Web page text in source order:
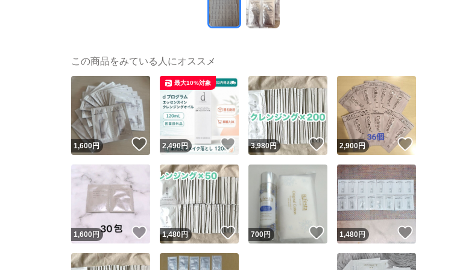
この商品をみている人にオススメ
1,600円 いいね！
2,490円 いいね！
最大10%対象
3,980円 いいね！
2,900円 いいね！
1,600円 いいね！
1,480円 いいね！
700円 いいね！
1,480円